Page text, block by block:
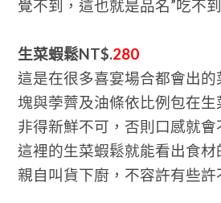
覺不到，這也就是品名”吃不
生菜蝦鬆NT$.280
這是在很多喜宴場合都會出
塊與荸薺及油條依比例包在
非得新鮮不可，否則口感就會
這裡的生菜蝦鬆就能看出食材
親自叫貨下廚，不容許有些許